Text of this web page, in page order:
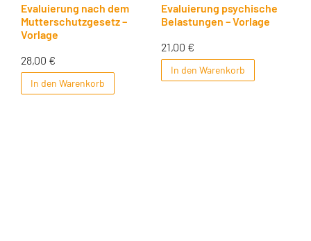
Evaluierung nach dem
Mutterschutzgesetz –
Vorlage
28,00 €
In den Warenkorb
Evaluierung psychische
Belastungen – Vorlage
21,00 €
In den Warenkorb